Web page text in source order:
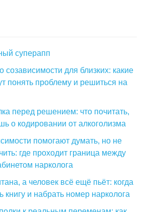
суперапп
созависимости для близких: какие
понять проблему и решиться на
перед решением: что почитать,
о кодировании от алкоголизма
помогают думать, но не
где проходит граница между
нарколога
а человек всё ещё пьёт: когда
книгу и набрать номер нарколога